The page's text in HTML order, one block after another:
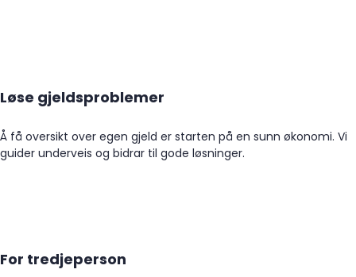
Løse gjeldsproblemer
Å få oversikt over egen gjeld er starten på en sunn økonomi. Vi
guider underveis og bidrar til gode løsninger.
For tredjeperson